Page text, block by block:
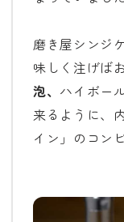
磨き屋シンジ
味しく注げば
泡、 ハイボー
来るように、
イン」のコン